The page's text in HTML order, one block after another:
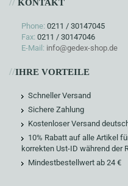
KONTAKT
Phone: 0211 / 30147045
Fax: 0211 / 30147046
E-Mail: info@gedex-shop.de
//IHRE VORTEILE
Schneller Versand
Sichere Zahlung
Kostenloser Versand
10% Rabatt auf alle Artikel
korrekten Ust-ID während der
Mindestbestellwert ab 24 €